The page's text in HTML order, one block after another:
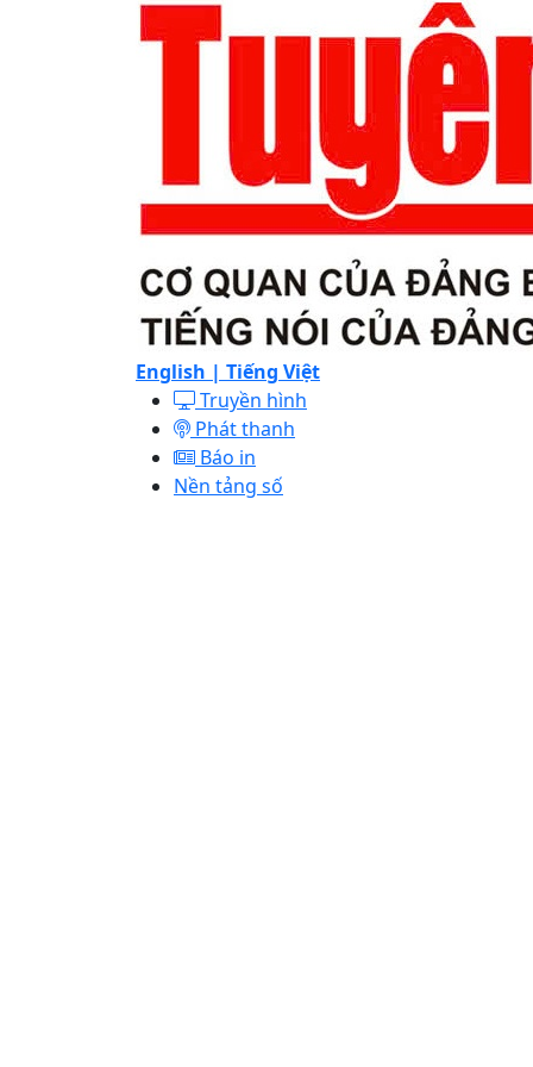
English | Tiếng Việt
Truyền hình
Phát thanh
Báo in
Nền tảng số